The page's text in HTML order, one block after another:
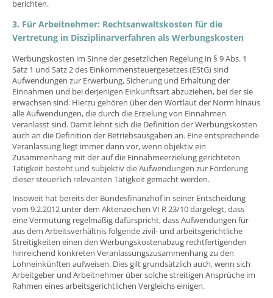
berichten.
3. Für Arbeitnehmer: Rechtsanwaltskosten für die
Vertretung in Disziplinarverfahren als Werbungskosten
Werbungskosten im Sinne der gesetzlichen Regelung in § 9 Abs. 1
Satz 1 und Satz 2 des Einkommensteuergesetzes (EStG) sind
Aufwendungen zur Erwerbung, Sicherung und Erhaltung der
Einnahmen und bei derjenigen Einkunftsart abzuziehen, bei der sie
erwachsen sind. Hierzu gehören über den Wortlaut der Norm hinaus
alle Aufwendungen, die durch die Erzielung von Einnahmen
veranlasst sind. Damit lehnt sich die Definition der Werbungskosten
auch an die Definition der Betriebsausgaben an. Eine entsprechende
Veranlassung liegt immer dann vor, wenn objektiv ein
Zusammenhang mit der auf die Einnahmeerzielung gerichteten
Tätigkeit besteht und subjektiv die Aufwendungen zur Förderung
dieser steuerlich relevanten Tätigkeit gemacht werden.
Insoweit hat bereits der Bundesfinanzhof in seiner Entscheidung
vom 9.2.2012 unter dem Aktenzeichen VI R 23/10 dargelegt, dass
eine Vermutung regelmäßig dafürspricht, dass Aufwendungen für
aus dem Arbeitsverhältnis folgende zivil- und arbeitsgerichtliche
Streitigkeiten einen den Werbungskostenabzug rechtfertigenden
hinreichend konkreten Veranlassungszusammenhang zu den
Lohneinkünften aufweisen. Dies gilt grundsätzlich auch, wenn sich
Arbeitgeber und Arbeitnehmer über solche streitigen Ansprüche im
Rahmen eines arbeitsgerichtlichen Vergleichs einigen.